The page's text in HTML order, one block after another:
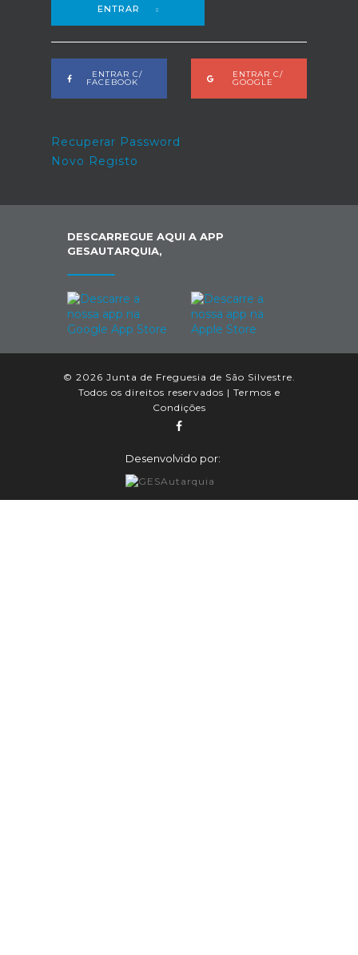
ENTRAR
ENTRAR C/
FACEBOOK
ENTRAR C/
GOOGLE
Recuperar Password
Novo Registo
DESCARREGUE AQUI A APP
GESAUTARQUIA,
© 2026 Junta de Freguesia de São Silvestre.
Todos os direitos reservados | Termos e
Condições
Desenvolvido por: